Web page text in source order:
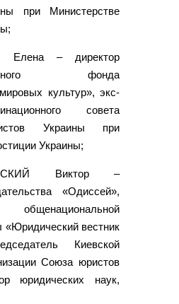
при Министерстве
Елена – директор
фонда
культур», экс-
совета
Украины при
Украины;
Виктор –
«Одиссей»,
общенациональной
«Юридический вестник
Киевской
Союза юристов
юридических наук,